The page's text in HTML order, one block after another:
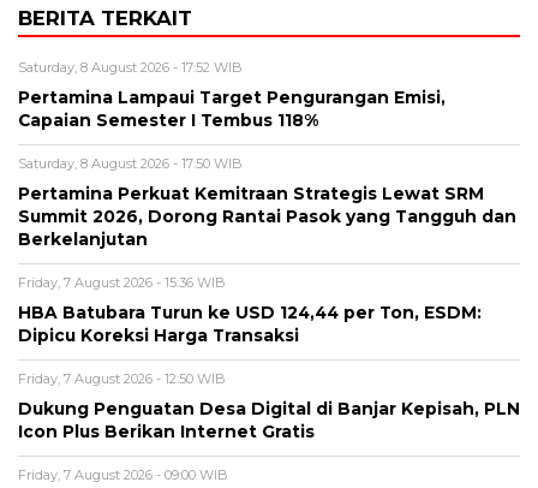
BERITA TERKAIT
Saturday, 8 August 2026 - 17:52 WIB
Pertamina Lampaui Target Pengurangan Emisi,
Capaian Semester I Tembus 118%
Saturday, 8 August 2026 - 17:50 WIB
Pertamina Perkuat Kemitraan Strategis Lewat SRM
Summit 2026, Dorong Rantai Pasok yang Tangguh dan
Berkelanjutan
Friday, 7 August 2026 - 15:36 WIB
HBA Batubara Turun ke USD 124,44 per Ton, ESDM:
Dipicu Koreksi Harga Transaksi
Friday, 7 August 2026 - 12:50 WIB
Dukung Penguatan Desa Digital di Banjar Kepisah, PLN
Icon Plus Berikan Internet Gratis
Friday, 7 August 2026 - 09:00 WIB